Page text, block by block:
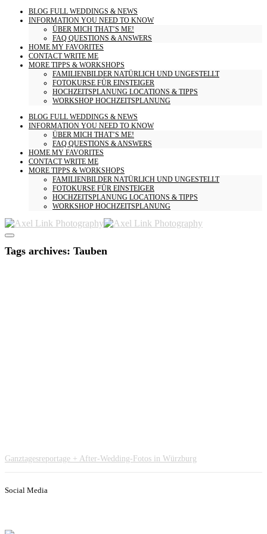
BLOG FULL WEDDINGS & NEWS
INFORMATION YOU NEED TO KNOW
ÜBER MICH THAT’S ME!
FAQ QUESTIONS & ANSWERS
HOME MY FAVORITES
CONTACTWRITE ME
MORE TIPPS & WORKSHOPS
FAMILIENBILDER NATÜRLICH UND UNGESTELLT
FOTOKURSE FÜR EINSTEIGER
HOCHZEITSPLANUNG LOCATIONS & TIPPS
WORKSHOP HOCHZEITSPLANUNG
BLOG FULL WEDDINGS & NEWS
INFORMATION YOU NEED TO KNOW
ÜBER MICH THAT’S ME!
FAQ QUESTIONS & ANSWERS
HOME MY FAVORITES
CONTACTWRITE ME
MORE TIPPS & WORKSHOPS
FAMILIENBILDER NATÜRLICH UND UNGESTELLT
FOTOKURSE FÜR EINSTEIGER
HOCHZEITSPLANUNG LOCATIONS & TIPPS
WORKSHOP HOCHZEITSPLANUNG
Tags archives: Tauben
Ganztagesreportage + After-Wedding-Fotos in Würzburg
Social Media